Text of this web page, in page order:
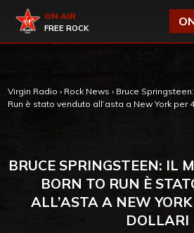
Virgin Radio
ON AIR
FREE ROCK
Virgin Radio › Rock News › Bruce
Run è stato venduto all’asta a New York per
BRUCE SPRINGSTEEN: IL
BORN TO RUN È
ALL’ASTA A NEW
DOLLARI